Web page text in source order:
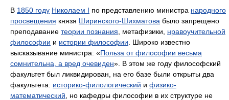
В 1850 году Николаем I по представлению министра народного
просвещения князя Ширинского-Шихматова было запрещено
преподавание теории познания , метафизики, нравоучительной
философии и истории философии . Широко известно
высказывание министра: «Польза от философии весьма
сомнительна, а вред очевиден». В этом же году философский
факультет был ликвидирован, на его базе были открыты два
факультета: историко-филологический и физико-
математический , но кафедры философии в их структуре не